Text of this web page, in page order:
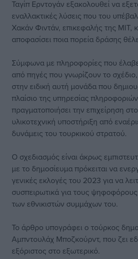
Ταγίπ Ερντογάν εξακολουθεί να
εναλλακτικές λύσεις που του
Χακάν Φιντάν, επικεφαλής της ΜΙΤ,
αποφασίσει ποια πορεία δράσης
Σύμφωνα με πληροφορίες που
από πηγές που γνωρίζουν το
στην ειδική αυτή μονάδα που
πλαίσιο της υπηρεσίας
πραγματοποιήσει την επιχείρηση
υλικοτεχνική υποστήριξη από
δυνάμεις του τουρκικού στρατού.
Ο σχεδιασμός είναι άκρως
με το δημοσίευμα πρόκειται να
γενικές εκλογές του 2023 για να
συσπειρωτικά για τους
των εθνικιστών συμμάχων του.
Το άρθρο υπογράφει ο τούρκος
Αμπντουλάχ Μποζκούρντ, που ζει
εξόριστος στο εξωτερικό.